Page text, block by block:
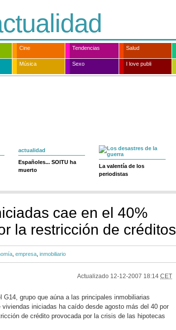
Cine Tendencias Salud
Música Sexo I love publi
actualidad
Españoles... SOITU ha
muerto
La valentía de los
periodistas
cae en el 40%
la restricción de créditos
empresa inmobiliario
Actualizado 12-12-2007 18:14 CET
grupo que aúna a las principales inmobiliarias
iniciadas ha caído desde agosto más del 40 por
de crédito provocada por la crisis de las hipotecas